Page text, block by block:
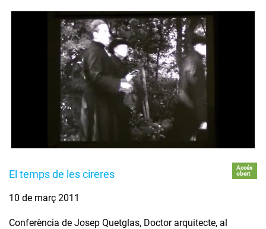
El temps de les cireres
Accés
obert
10 de març 2011
Conferència de Josep Quetglas, Doctor arquitecte, al